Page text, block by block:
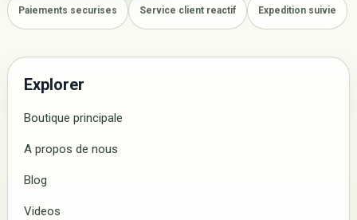
Paiements securises Service client reactif Expedition suivie
Explorer
Boutique principale
A propos de nous
Blog
Videos